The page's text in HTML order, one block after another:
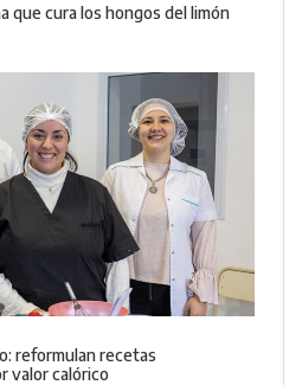
que cura los hongos del limón
reformulan recetas
valor calórico